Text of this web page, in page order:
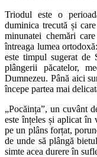
Triodul este o
duminica trecută și
minunatei chemări
întreaga lumea
este timpul sugerat de
plângerii păcatelor,
Dumnezeu. Până aici
începe partea mai
„Pocăința”, un cuvânt
este înțeles și aplicat în
pe un plâns forțat,
de unde să plângă
simte acea durere în